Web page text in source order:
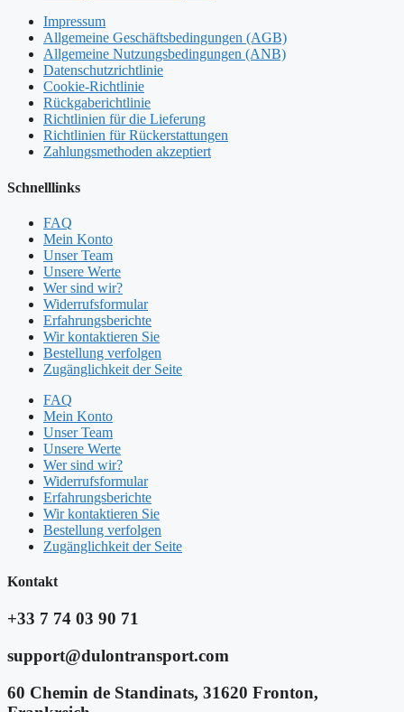
Impressum
Allgemeine Geschäftsbedingungen (AGB)
Allgemeine Nutzungsbedingungen (ANB)
Datenschutzrichtlinie
Cookie-Richtlinie
Rückgaberichtlinie
Richtlinien für die Lieferung
Richtlinien für Rückerstattungen
Zahlungsmethoden akzeptiert
Schnelllinks
FAQ
Mein Konto
Unser Team
Unsere Werte
Wer sind wir?
Widerrufsformular
Erfahrungsberichte
Wir kontaktieren Sie
Bestellung verfolgen
Zugänglichkeit der Seite
FAQ
Mein Konto
Unser Team
Unsere Werte
Wer sind wir?
Widerrufsformular
Erfahrungsberichte
Wir kontaktieren Sie
Bestellung verfolgen
Zugänglichkeit der Seite
Kontakt​
+33 7 74 03 90 71
support@dulontransport.com
60 Chemin de Standinats, 31620 Fronton,